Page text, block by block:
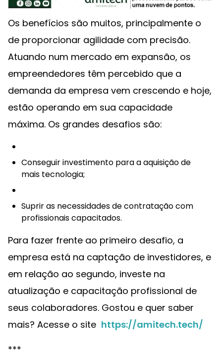
Os benefícios são muitos, principalmente o
de proporcionar agilidade com precisão.
Atuando num mercado em expansão, os
empreendedores têm percebido que a
demanda da empresa vem crescendo e hoje,
estão operando em sua capacidade
máxima. Os grandes desafios são:
Conseguir investimento para a aquisição de
mais tecnologia;
Suprir as necessidades de contratação com
profissionais capacitados.
Para fazer frente ao primeiro desafio, a
empresa está na captação de investidores, e
em relação ao segundo, investe na
atualização e capacitação profissional de
seus colaboradores. Gostou e quer saber
mais? Acesse o site https://amitech.tech/
***